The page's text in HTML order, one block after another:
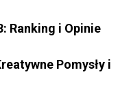
Ranking i Opinie
Pomysły i